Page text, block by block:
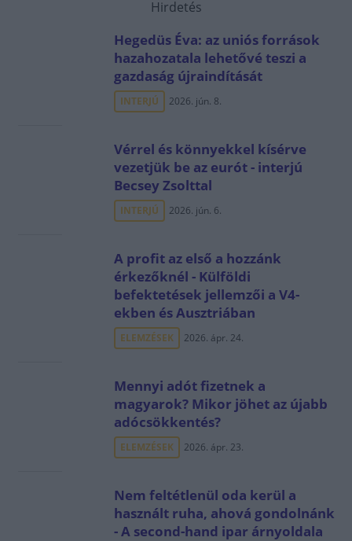
Hirdetés
Hegedüs Éva: az uniós források
hazahozatala lehetővé teszi a
gazdaság újraindítását
INTERJÚ 2026. jún. 8.
Vérrel és könnyekkel kísérve
vezetjük be az eurót - interjú
Becsey Zsolttal
INTERJÚ 2026. jún. 6.
A profit az első a hozzánk
érkezőknél - Külföldi
befektetések jellemzői a V4-
ekben és Ausztriában
ELEMZÉSEK 2026. ápr. 24.
Mennyi adót fizetnek a
magyarok? Mikor jöhet az újabb
adócsökkentés?
ELEMZÉSEK 2026. ápr. 23.
Nem feltétlenül oda kerül a
használt ruha, ahová gondolnánk
- A second-hand ipar árnyoldala